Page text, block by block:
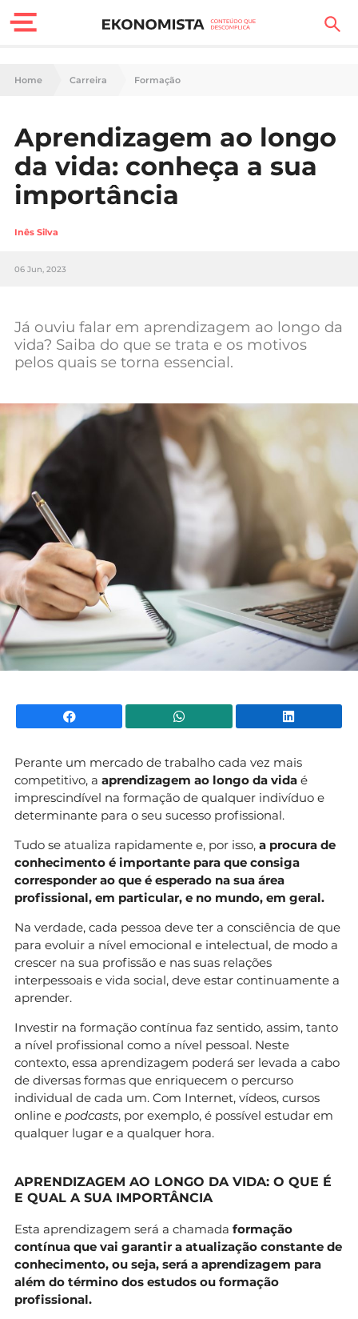
Finanças Pessoais
Carreira
Casa
Lifestyle
Sociedade
Negócios
Mundial 2026
Home Carreira Formação
Aprendizagem ao longo
da vida: conheça a sua
importância
Inês Silva
06 Jun, 2023
Já ouviu falar em aprendizagem ao longo da
vida? Saiba do que se trata e os motivos
pelos quais se torna essencial.
Facebook WhatsApp
Perante um mercado de trabalho cada vez mais
competitivo, a aprendizagem ao longo da vida é
imprescindível na formação de qualquer indivíduo e
determinante para o seu sucesso profissional.
Tudo se atualiza rapidamente e, por isso, a procura de
conhecimento é importante para que consiga
corresponder ao que é esperado na sua área
profissional, em particular, e no mundo, em geral.
Na verdade, cada pessoa deve ter a consciência de que
para evoluir a nível emocional e intelectual, de modo a
crescer na sua profissão e nas suas relações
interpessoais e vida social, deve estar continuamente a
aprender.
Investir na formação contínua faz sentido, assim, tanto
a nível profissional como a nível pessoal. Neste
contexto, essa aprendizagem poderá ser levada a cabo
de diversas formas que enriquecem o percurso
individual de cada um. Com Internet, vídeos, cursos
online e podcasts, por exemplo, é possível estudar em
qualquer lugar e a qualquer hora.
APRENDIZAGEM AO LONGO DA VIDA: O QUE É
E QUAL A SUA IMPORTÂNCIA
Esta aprendizagem será a chamada formação
contínua que vai garantir a atualização constante de
conhecimento, ou seja, será a aprendizagem para
além do término dos estudos ou formação
profissional.